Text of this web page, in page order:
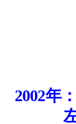
2002年